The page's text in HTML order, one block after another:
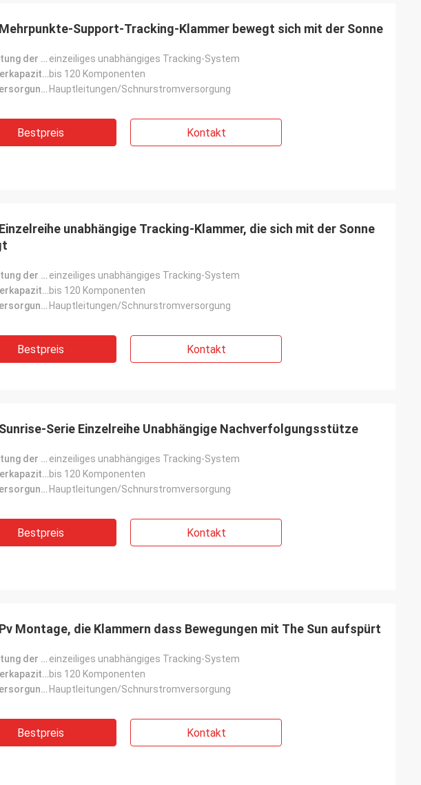
Support-Tracking-Klammer bewegt sich mit der Sonne
Spurhaltung der Form: einzeiliges unabhängiges Tracking-System
Verfolgerkapazität:bis 120 Komponenten
Stromversorgungsmodus: Hauptleitungen/Schnurstromversorgung
Bestpreis Kontakt
unabhängige Tracking-Klammer, die sich mit der Sonne
Spurhaltung der Form: einzeiliges unabhängiges Tracking-System
Verfolgerkapazität:bis 120 Komponenten
Stromversorgungsmodus: Hauptleitungen/Schnurstromversorgung
Bestpreis Kontakt
Serie Einzelreihe Unabhängige Nachverfolgungsstütze
Spurhaltung der Form: einzeiliges unabhängiges Tracking-System
Verfolgerkapazität:bis 120 Komponenten
Stromversorgungsmodus: Hauptleitungen/Schnurstromversorgung
Bestpreis Kontakt
Montage, die Klammern dass Bewegungen mit The Sun aufspürt
Spurhaltung der Form: einzeiliges unabhängiges Tracking-System
Verfolgerkapazität:bis 120 Komponenten
Stromversorgungsmodus: Hauptleitungen/Schnurstromversorgung
Bestpreis Kontakt